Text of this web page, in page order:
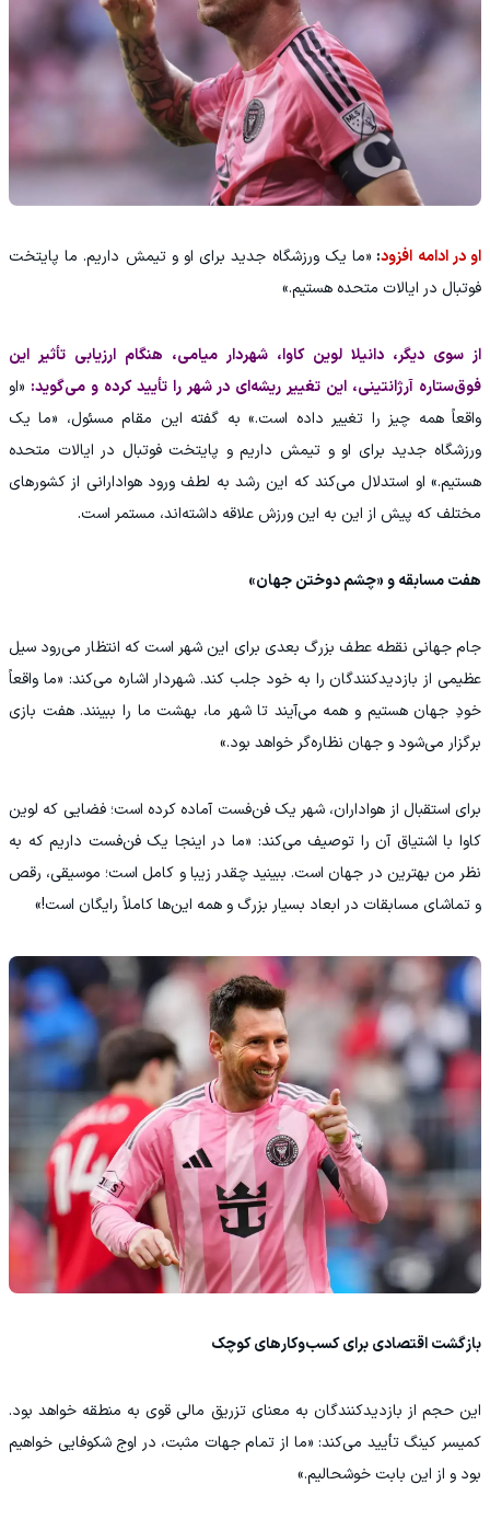
او در ادامه افزود: «ما یک ورزشگاه جدید برای او و تیمش داریم. ما پایتخت
فوتبال در ایالات متحده هستیم.»
از سوی دیگر، دانیلا لوین کاوا، شهردار میامی، هنگام ارزیابی تأثیر این
فوق‌ستاره آرژانتینی، این تغییر ریشه‌ای در شهر را تأیید کرده و می‌گوید: «او
واقعاً همه چیز را تغییر داده است.» به گفته این مقام مسئول، «ما یک
ورزشگاه جدید برای او و تیمش داریم و پایتخت فوتبال در ایالات متحده
هستیم.» او استدلال می‌کند که این رشد به لطف ورود هوادارانی از کشورهای
مختلف که پیش از این به این ورزش علاقه داشته‌اند، مستمر است.
هفت مسابقه و «چشم دوختن جهان»
جام جهانی نقطه عطف بزرگ بعدی برای این شهر است که انتظار می‌رود سیل
عظیمی از بازدیدکنندگان را به خود جلب کند. شهردار اشاره می‌کند: «ما واقعاً
خودِ جهان هستیم و همه می‌آیند تا شهر ما، بهشت ما را ببینند. هفت بازی
برگزار می‌شود و جهان نظاره‌گر خواهد بود.»
برای استقبال از هواداران، شهر یک فن‌فست آماده کرده است؛ فضایی که لوین
کاوا با اشتیاق آن را توصیف می‌کند: «ما در اینجا یک فن‌فست داریم که به
نظر من بهترین در جهان است. ببینید چقدر زیبا و کامل است؛ موسیقی، رقص
و تماشای مسابقات در ابعاد بسیار بزرگ و همه این‌ها کاملاً رایگان است!»
بازگشت اقتصادی برای کسب‌وکارهای کوچک
این حجم از بازدیدکنندگان به معنای تزریق مالی قوی به منطقه خواهد بود.
کمیسر کینگ تأیید می‌کند: «ما از تمام جهات مثبت، در اوج شکوفایی خواهیم
بود و از این بابت خوشحالیم.»